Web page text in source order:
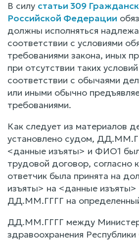
В силу статьи 309
Российской Федерации
должны исполняться
соответствии с условиями
требованиями закона, иных
при отсутствии таких
соответствии с обычаями
или иными обычно
требованиями.
Как следует из материалов
установлено судом,
<данные изъяты> и ФИО1
трудовой договор, согласно
ответчик была принята на
изъяты> на <данные изъяты>
ДД.ММ.ГГГГ на
ДД.ММ.ГГГГ между
здравоохранения Республики